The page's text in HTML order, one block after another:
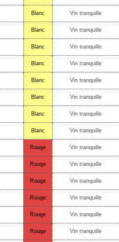
Blanc Vin tranquille
Blanc Vin tranquille
Blanc Vin tranquille
Blanc Vin tranquille
Blanc Vin tranquille
Blanc Vin tranquille
Blanc Vin tranquille
Blanc Vin tranquille
Rouge Vin tranquille
Rouge Vin tranquille
Rouge Vin tranquille
Rouge Vin tranquille
Rouge Vin tranquille
Rouge Vin tranquille